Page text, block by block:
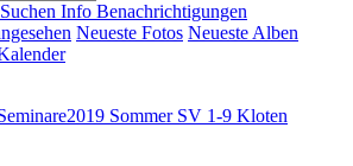
Suchen Info Benachrichtigungen
Neueste Fotos Neueste Alben
2019 Sommer SV 1-9 Kloten